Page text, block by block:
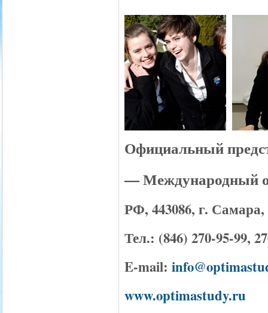
Официальный
— Международный
РФ, 443086, г. Самара,
Тел.: (846) 270-95-99,
E-mail:
www.optimastudy.ru